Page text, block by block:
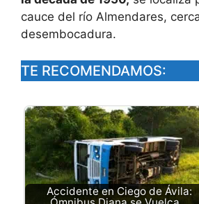
cauce del río Almendares,
desembocadura.
TE RECOMENDAMOS:
Accidente en Ciego de Ávila: